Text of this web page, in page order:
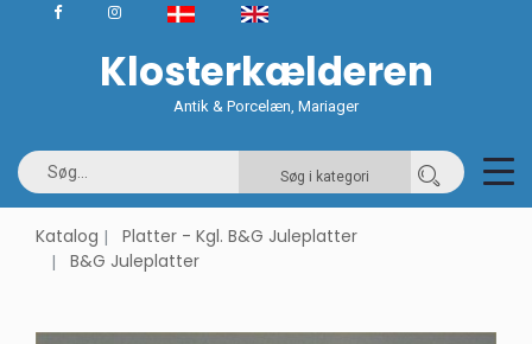
Klosterkælderen
Antik & Porcelæn, Mariager
Søg i kategori
Katalog
Platter - Kgl. B&G Juleplatter
B&G Juleplatter